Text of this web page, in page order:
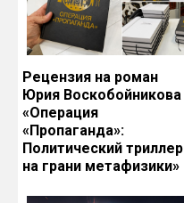
Рецензия на роман
Юрия Воскобойникова
«Операция
«Пропаганда»:
Политический триллер
на грани метафизики»